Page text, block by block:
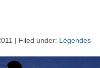
| Filed under: Légendes